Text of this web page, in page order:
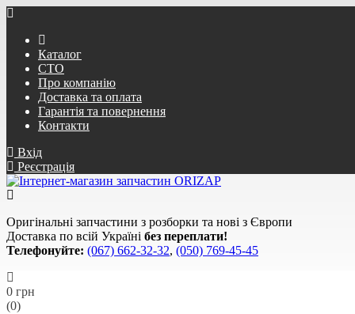
Каталог
СТО
Про компанію
Доставка та оплата
Гарантія та повернення
Контакти
Вхід
Реєстрація
Оригінальні запчастини з розборки та нові з Європи
Доставка по всій Україні без переплати!
Телефонуйте: (067) 662-32-32, (050) 769-45-45
0 грн
(0)